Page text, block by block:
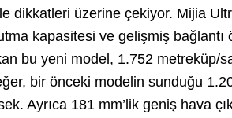
dikkatleri üzerine çekiyor. Mijia
kapasitesi ve gelişmiş bağlantı
bu yeni model, 1.752 metreküp/
bir önceki modelin sunduğu
Ayrıca 181 mm’lik geniş hava